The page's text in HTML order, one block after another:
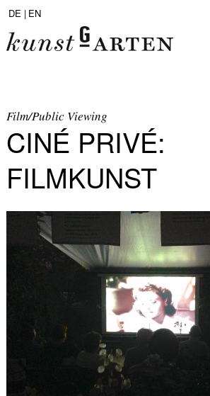
DE | EN
SAMMLUNG
KÜNSTLER*INNEN
PARTNER*INNEN
ANGEBOTE
Film/Public Viewing
CINÉ PRIVÉ:
FILMKUNST